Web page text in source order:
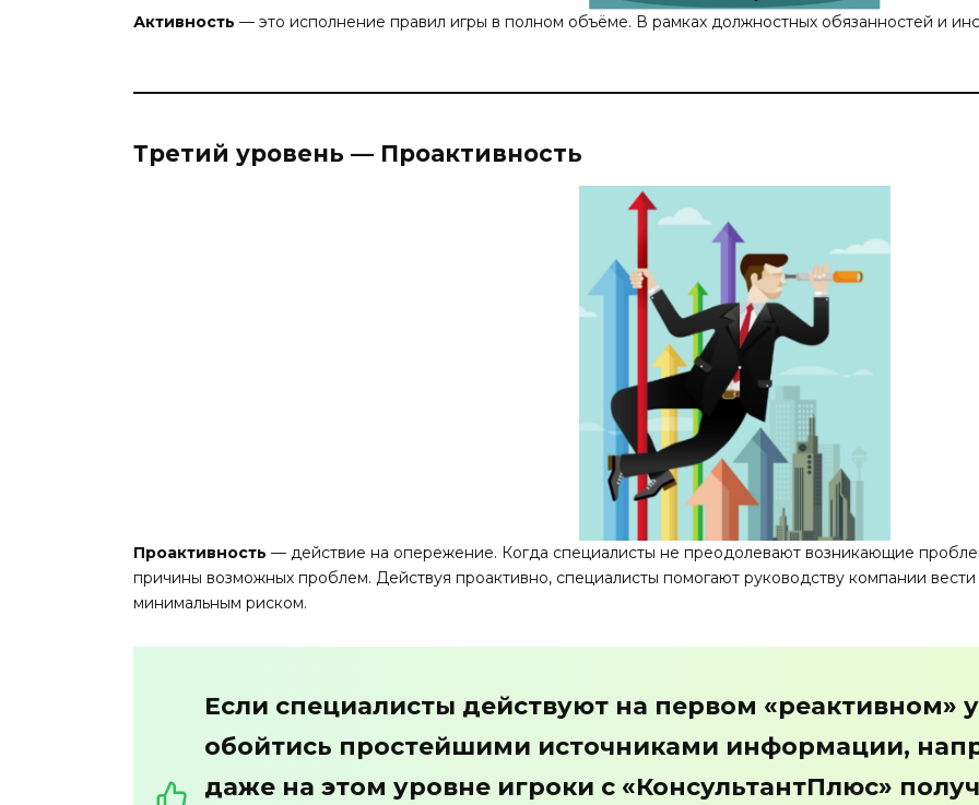
Активность — это исполнение правил игры в полном объёме. В рамках должностных обязанностей и
Третий уровень — Проактивность
Проактивность — действие на опережение. Когда специалисты не преодолевают возникающие
причины возможных проблем. Действуя проактивно, специалисты помогают руководству компании
минимальным риском.
Если специалисты действуют на первом «реактивном»
обойтись простейшими источниками информации,
даже на этом уровне игроки с «КонсультантПлюс»